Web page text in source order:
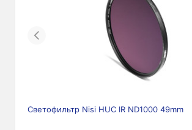
Previous
Светофильтр Nisi HUC IR ND1000 49mm